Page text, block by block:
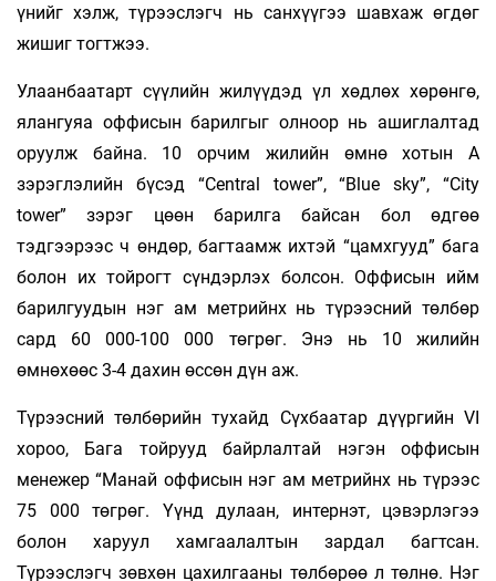
үнийг хэлж, түрээслэгч нь санхүүгээ шавхаж өгдөг
жишиг тогтжээ.
Улаанбаатарт сүүлийн жилүүдэд үл хөдлөх хөрөнгө,
ялангуяа оффисын барилгыг олноор нь ашиглалтад
оруулж байна. 10 орчим жилийн өмнө хотын А
зэрэглэлийн бүсэд “Central tower”, “Blue sky”, “City
tower” зэрэг цөөн барилга байсан бол өдгөө
тэдгээрээс ч өндөр, багтаамж ихтэй “цамхгууд” бага
болон их тойрогт сүндэрлэх болсон. Оффисын ийм
барилгуудын нэг ам метрийнх нь түрээсний төлбөр
сард 60 000-100 000 төгрөг. Энэ нь 10 жилийн
өмнөхөөс 3-4 дахин өссөн дүн аж.
Түрээсний төлбөрийн тухайд Сүхбаатар дүүр­гийн VI
хороо, Бага тойрууд байр­лалтай нэгэн оффисын
менежер “Манай оффисын нэг ам метрийнх нь түрээс
75 000 төгрөг. Үүнд дулаан, интернэт, цэвэрлэгээ
болон харуул хамгаалалтын зардал багтсан.
Түрээслэгч зөвхөн цахилгааны төлбөрөө л төлнө. Нэг